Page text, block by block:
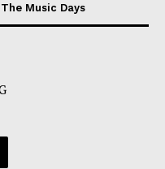
The Music Days